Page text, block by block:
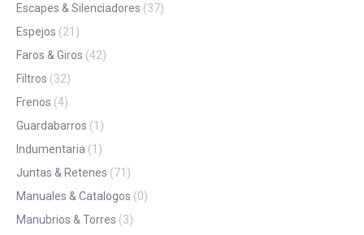
Escapes & Silenciadores (37)
Espejos (21)
Faros & Giros (42)
Filtros (32)
Frenos (4)
Guardabarros (1)
Indumentaria (1)
Juntas & Retenes (71)
Manuales & Catalogos (0)
Manubrios & Torres (3)